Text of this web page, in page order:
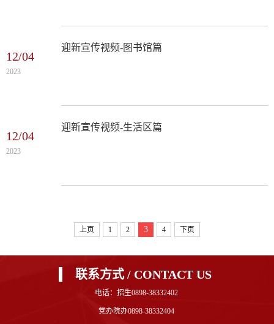
12/04
2023
迎新宣传视频-图书馆篇
12/04
2023
迎新宣传视频-生活区篇
上页 1 2 3 4 下页
联系方式 / CONTACT US
电话：招生0898-38332402
党办院办0898-38332404